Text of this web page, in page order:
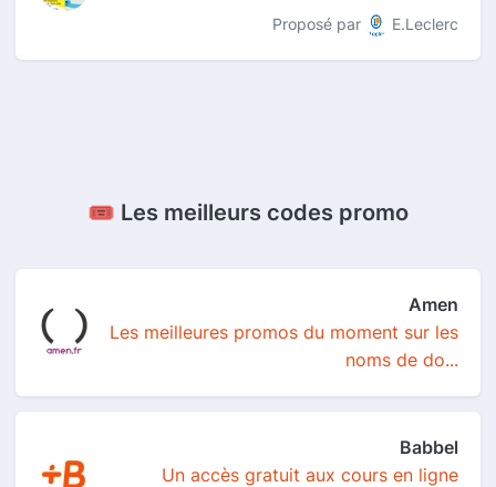
Proposé par E.Leclerc
🎟️ Les meilleurs codes promo
Amen
Les meilleures promos du moment sur les
noms de do...
Babbel
Un accès gratuit aux cours en ligne